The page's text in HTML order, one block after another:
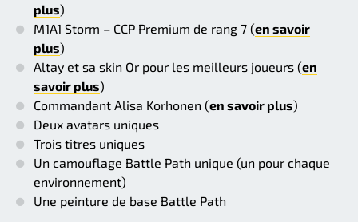
plus)
M1A1 Storm – CCP Premium de rang 7 (en savoir
plus)
Altay et sa skin Or pour les meilleurs joueurs (en
savoir plus)
Commandant Alisa Korhonen (en savoir plus)
Deux avatars uniques
Trois titres uniques
Un camouflage Battle Path unique (un pour chaque
environnement)
Une peinture de base Battle Path